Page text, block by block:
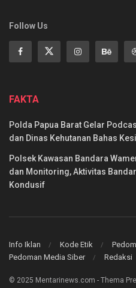
Follow Us
FAKTA
Polda Papua Barat Gelar
dan Dinas Kehutanan Bahas
Polsek Kawasan Bandara
dan Monitoring, Aktivitas
Kondusif
Info Iklan Kode Etik
Pedoman Media Siber
Redaksi
© 2025 Mentarinews.com - Thema